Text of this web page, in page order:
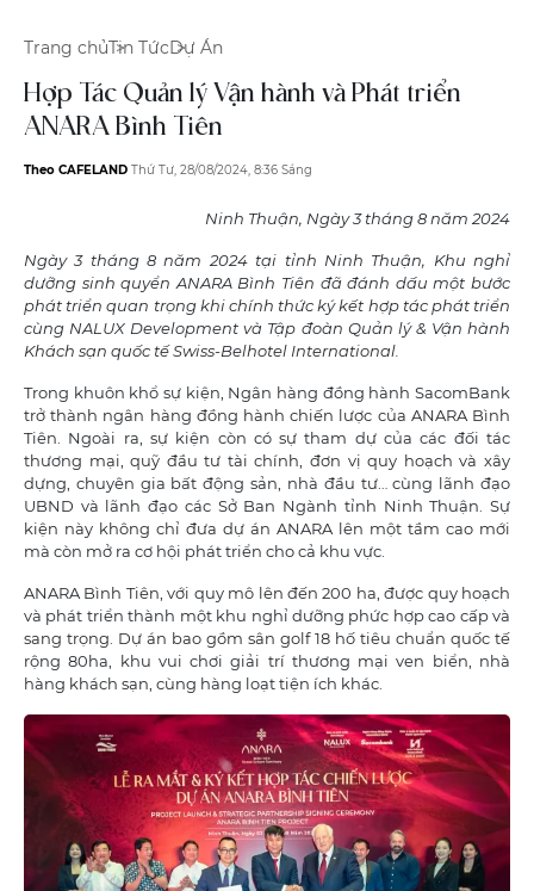
Trang chủTin TứcDự Án
Hợp Tác Quản lý Vận hành và Phát triển
ANARA Bình Tiên
Theo CAFELAND Thứ Tư, 28/08/2024, 8:36 Sáng
Ninh Thuận, Ngày 3 tháng 8 năm 2024
Ngày 3 tháng 8 năm 2024 tại tỉnh Ninh Thuận, Khu nghỉ
dưỡng sinh quyển ANARA Bình Tiên đã đánh dấu một bước
phát triển quan trọng khi chính thức ký kết hợp tác phát triển
cùng NALUX Development và Tập đoàn Quản lý & Vận hành
Khách sạn quốc tế Swiss-Belhotel International.
Trong khuôn khổ sự kiện, Ngân hàng đồng hành SacomBank
trở thành ngân hàng đồng hành chiến lược của ANARA Bình
Tiên. Ngoài ra, sự kiện còn có sự tham dự của các đối tác
thương mại, quỹ đầu tư tài chính, đơn vị quy hoạch và xây
dựng, chuyên gia bất động sản, nhà đầu tư… cùng lãnh đạo
UBND và lãnh đạo các Sở Ban Ngành tỉnh Ninh Thuận. Sự
kiện này không chỉ đưa dự án ANARA lên một tầm cao mới
mà còn mở ra cơ hội phát triển cho cả khu vực.
ANARA Bình Tiên, với quy mô lên đến 200 ha, được quy hoạch
và phát triển thành một khu nghỉ dưỡng phức hợp cao cấp và
sang trọng. Dự án bao gồm sân golf 18 hố tiêu chuẩn quốc tế
rộng 80ha, khu vui chơi giải trí thương mại ven biển, nhà
hàng khách sạn, cùng hàng loạt tiện ích khác.